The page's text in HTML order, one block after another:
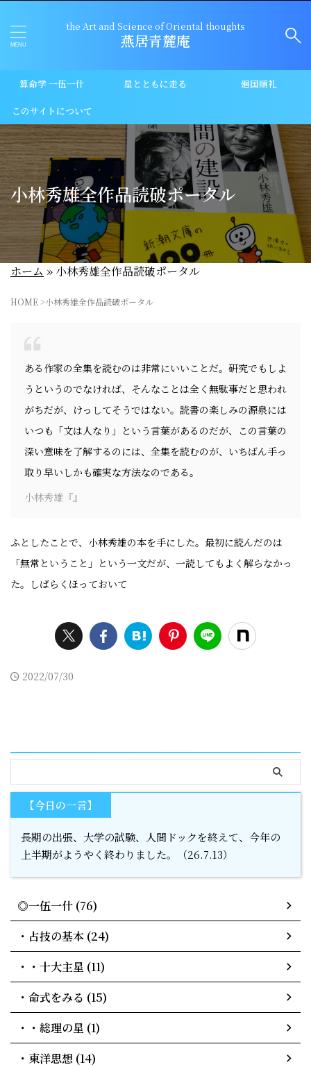
the Art and Science of Oriental thoughts
燕居青麓庵
算命学 一伍一什 星とともに走る 廻国順礼
このサイトについて
小林秀雄全作品読破ポータル
ホーム » 小林秀雄全作品読破ポータル
HOME>小林秀雄全作品読破ポータル
ある作家の全集を読むのは非常にいいことだ。研究でもしよ
うというのでなければ、そんなことは全く無駄事だと思われ
がちだが、けっしてそうではない。読書の楽しみの源泉には
いつも「文は人なり」という言葉があるのだが、この言葉の
深い意味を了解するのには、全集を読むのが、いちばん手っ
取り早いしかも確実な方法なのである。
小林秀雄『』
ふとしたことで、小林秀雄の本を手にした。最初に読んだのは
「無常ということ」という一文だが、一読してもよく解らなかっ
た。しばらくほっておいて
2022/07/30
【今日の一言】
長期の出張、大学の試験、人間ドックを終えて、今年の
上半期がようやく終わりました。（26.7.13）
◎一伍一什 (76)
・占技の基本 (24)
・・十大主星 (11)
・命式をみる (15)
・・総理の星 (1)
・東洋思想 (14)